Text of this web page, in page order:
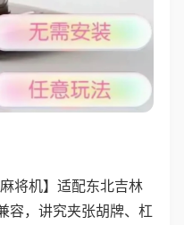
将机】适配东北吉林
容，讲究夹张胡牌、杠